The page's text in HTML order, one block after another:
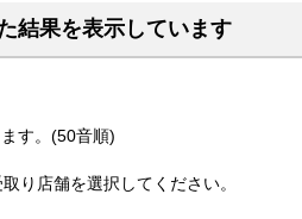
結果を表示しています
す。(50音順)
り店舗を選択してください。